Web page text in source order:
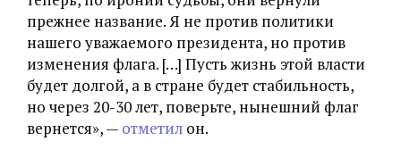
прежнее название. Я не против политики
нашего уважаемого президента, но против
изменения флага. […] Пусть жизнь этой власти
будет долгой, а в стране будет стабильность,
но через 20-30 лет, поверьте, нынешний флаг
вернется», — отметил он.